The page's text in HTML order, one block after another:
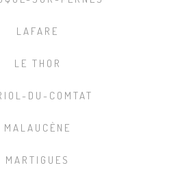
LAFARE
LE THOR
DU-COMTAT
MALAUCÈNE
MARTIGUES